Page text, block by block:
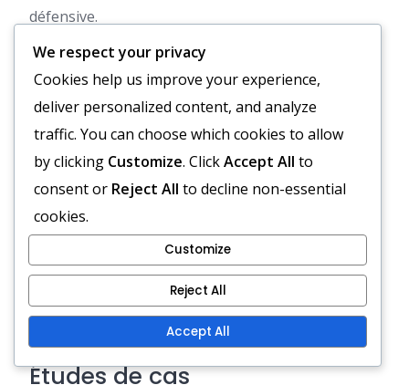
défensive.
Avec un joueur défensif désigné à la base du
diamant, les équipes peuvent mieux se protéger
contre les contre-attaques. Ce joueur peut agir
comme un pivot, dirigeant les efforts défensifs et
veillant à ce que l’équipe reste organisée.
Pratiquer des exercices défensifs dans le cadre de
la formation en diamant aide les joueurs à
comprendre leurs rôles dans le maintien de la
pression sur l’équipe adverse tout en étant prêts à
revenir en attaque lorsque l’occasion se présente.
Études de cas
We respect your privacy
Cookies help us improve your experience,
deliver personalized content, and analyze
traffic. You can choose which cookies to allow
by clicking Customize. ClickAccept All to
consent or Reject All to decline non-essential
cookies.
Customize
Reject All
Accept All